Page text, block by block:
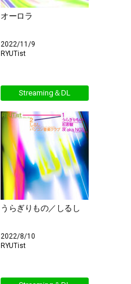
オーロラ
2022/11/9
RYUTist
Streaming＆DL
うらぎりもの／しるし
2022/8/10
RYUTist